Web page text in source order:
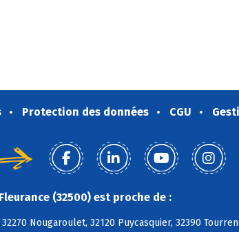
Protection des données CGU
(32500) est proche de :
32270 Nougaroulet, 32120 Puycasquier, 32390